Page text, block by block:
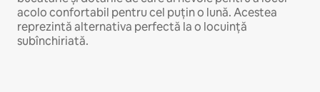
acolo confortabil pentru cel puțin o lună. Acestea
reprezintă alternativa perfectă la o locuință
subînchiriată.